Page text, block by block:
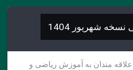
شهریور 1404
علاقه مندان به آموزش ریاضی و